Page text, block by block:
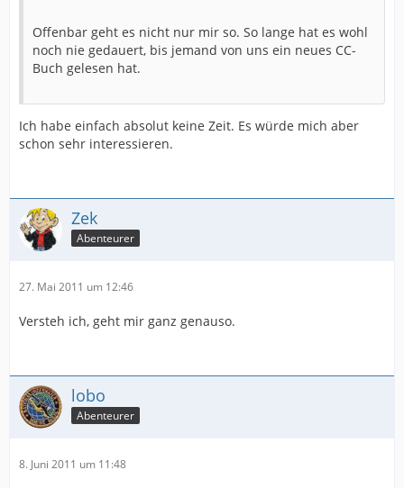
Offenbar geht es nicht nur mir so. So lange hat es wohl
noch nie gedauert, bis jemand von uns ein neues CC-
Buch gelesen hat.
Ich habe einfach absolut keine Zeit. Es würde mich aber
schon sehr interessieren.
Zek
Abenteurer
27. Mai 2011 um 12:46
Versteh ich, geht mir ganz genauso.
lobo
Abenteurer
8. Juni 2011 um 11:48